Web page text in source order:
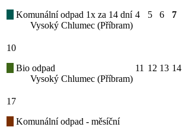
Komunální odpad 1x za 14 dní
Vysoký Chlumec (Příbram)
4 5 6 7
10
Bio odpad
Vysoký Chlumec (Příbram)
11 12 13 14
17
Komunální odpad - měsíční